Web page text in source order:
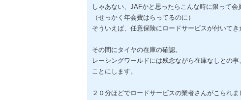
しゃあない、JAFかと思ったらこんな時に限って会
（せっかく年会費はらってるのに）
そういえば、任意保険にロードサービスが付いて
その間にタイヤの在庫の確認。
レーシングワールドには残念ながら在庫なしとの
ことにします。
２０分ほどでロードサービスの業者さんがこられま